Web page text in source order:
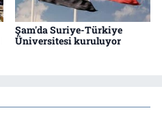
Şam'da Suriye-Türkiye
Üniversitesi kuruluyor